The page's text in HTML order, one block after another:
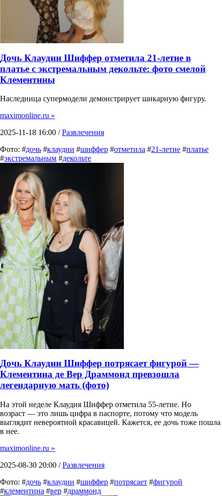
Дочь Клаудии Шиффер отметила 21-летие в
платье с экстремальным декольте: фото смелой
Клементины
Наследница супермодели демонстрирует шикарную фигуру.
maximonline.ru »
2025-11-18 16:00 /Развлечения
Фото: #дочь #клаудии #шиффер #отметила #21-летие #платье
#экстремальным #декольте
Дочь Клаудии Шиффер потрясает фигурой —
Клементина де Вер Драммонд превзошла
легендарную мать (фото)
На этой неделе Клаудия Шиффер отметила 55-летие. Но
возраст — это лишь цифра в паспорте, потому что модель
выглядит невероятной красавицей. Кажется, ее дочь тоже пошла
в нее.
maximonline.ru »
2025-08-30 20:00 /Развлечения
Фото: #дочь #клаудии #шиффер #потрясает #фигурой
#клементина #вер #драммонд